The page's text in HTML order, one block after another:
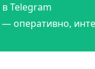
Telegram
оперативно,